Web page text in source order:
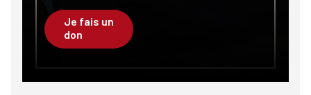
Je fais un
don